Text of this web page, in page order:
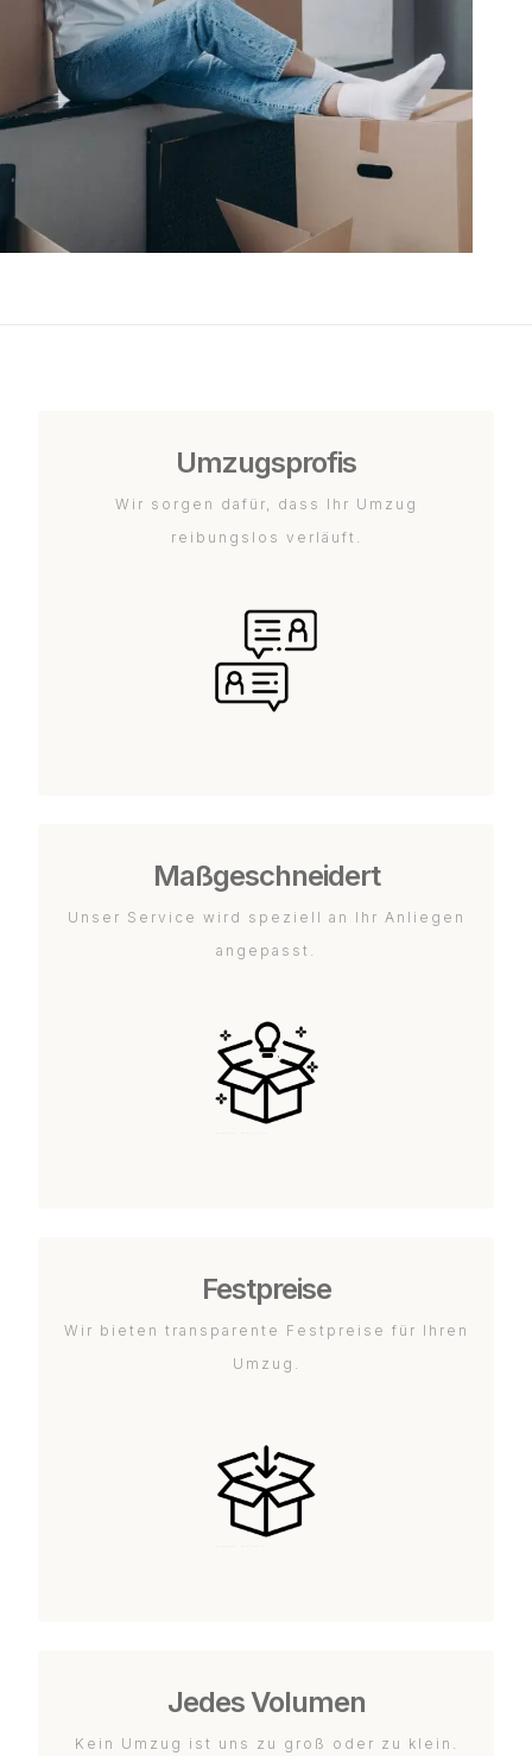
Umzugsprofis
Wir sorgen dafür, dass Ihr Umzug
reibungslos verläuft.
Maßgeschneidert
Unser Service wird speziell an Ihr Anliegen
angepasst.
Festpreise
Wir bieten transparente Festpreise für Ihren
Umzug.
Jedes Volumen
Kein Umzug ist uns zu groß oder zu klein.